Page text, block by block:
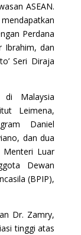
ASEAN.
Perdana
Ibrahim, dan
Seri Diraja
di Malaysia
Leimena,
Daniel
dan dua
Menteri Luar
Dewan
(BPIP),
Dr. Zamry,
tinggi atas